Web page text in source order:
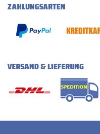
ZAHLUNGSARTEN
VERSAND & LIEFERUNG